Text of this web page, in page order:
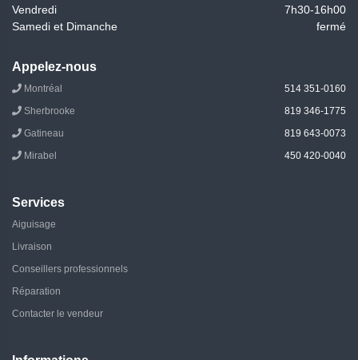
Vendredi
7h30-16h00
Samedi et Dimanche
fermé
Appelez-nous
Montréal
514 351-0160
Sherbrooke
819 346-1775
Gatineau
819 643-0073
Mirabel
450 420-0040
Services
Aiguisage
Livraison
Conseillers professionnels
Réparation
Contacter le vendeur